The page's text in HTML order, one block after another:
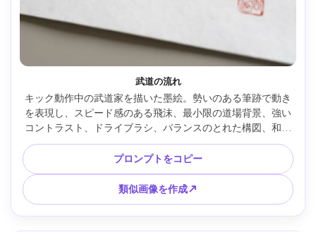
武道の流れ
キック動作中の武道家を描いた墨絵。勢いのある筆跡で動き
を表現し、スピード感のある飛沫、最小限の道場背景、強い
コントラスト、ドライブラシ、バランスのとれた構図、和紙
の風合い、赤い印、85mmレンズ、浅い被写界深度、柔らか
なシネマ調 --ar 4:5
プロンプトをコピー
類似画像を作成↗